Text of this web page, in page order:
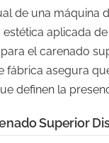
de una máquina
aplicada
el carenado
fábrica asegura
definen la
Superior